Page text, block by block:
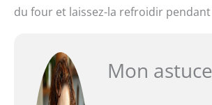
du four et laissez-la refroidir
Mon